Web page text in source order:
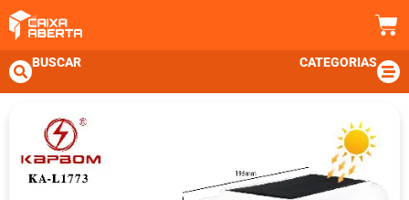
BUSCAR CATEGORIAS